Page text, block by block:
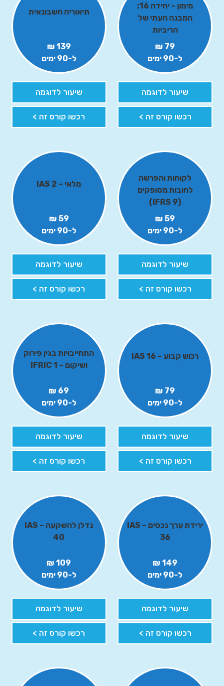
מימון – יחידה 16:
המבנה העתי של
הריביות
79 ₪
ל-90 ימים
שיעור לדוגמה
רכשו קורס זה >
תיאוריה חשבונאית
139 ₪
ל-90 ימים
שיעור לדוגמה
רכשו קורס זה >
לקוחות והפרשה
לחובות מסופקים
(IFRS 9)
59 ₪
ל-90 ימים
שיעור לדוגמה
רכשו קורס זה >
מלאי – IAS 2
59 ₪
ל-90 ימים
שיעור לדוגמה
רכשו קורס זה >
רכוש קבוע – IAS 16
79 ₪
ל-90 ימים
שיעור לדוגמה
רכשו קורס זה >
התחייבויות בגין פירוק
ושיקום – IFRIC 1
69 ₪
ל-90 ימים
שיעור לדוגמה
רכשו קורס זה >
ירידת ערך נכסים – IAS
36
149 ₪
ל-90 ימים
שיעור לדוגמה
רכשו קורס זה >
נדלן להשקעה – IAS
40
109 ₪
ל-90 ימים
שיעור לדוגמה
רכשו קורס זה >